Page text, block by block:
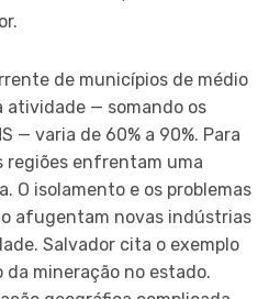
de municípios de médio
atividade — somando os
— varia de 60% a 90%. Para
regiões enfrentam uma
O isolamento e os problemas
afugentam novas indústrias
Salvador cita o exemplo
mineração no estado.